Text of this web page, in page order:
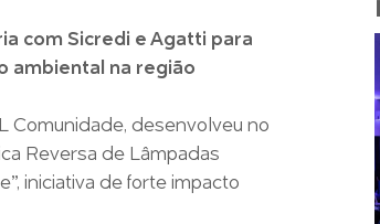
com Sicredi e Agatti para
ambiental na região
Comunidade, desenvolveu no
Reversa de Lâmpadas
iniciativa de forte impacto